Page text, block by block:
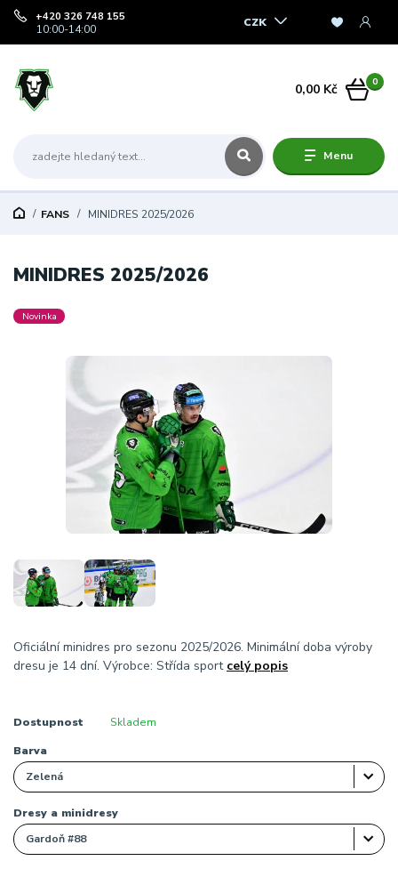
Menu
CZK
+420 326 748 155
10:00-14:00
0
0,00 Kč
FANS MINIDRES 2025/2026
MINIDRES 2025/2026
Novinka
Oficiální minidres pro sezonu 2025/2026. Minimální doba výroby
dresu je 14 dní. Výrobce: Střída sport celý popis
Dostupnost Skladem
Barva
Dresy a minidresy